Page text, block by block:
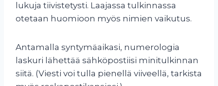
lukuja tiivistetysti. Laajassa tulkinnassa
otetaan huomioon myös nimien vaikutus.
Antamalla syntymäaikasi, numerologia
laskuri lähettää sähköpostiisi minitulkinnan
siitä. (Viesti voi tulla pienellä viiveellä, tarkista